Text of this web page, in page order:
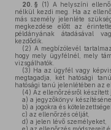
20. § (1) A helyszíni
nélkül kezdi meg. Ha az
más személy jelenléte
megkezdése előtt az
példányának átadásával
kezdődik.
(2) A megbízólevél
hogy mely ügyfélnél, mely
vizsgálhatók.
(3) Ha az ügyfél vagy
megtagadja, két hatósági
hatósági tanú jelenlétében az
(4) Az ellenőrzésről
a) a jegyzőkönyv
b) a jogokra és
c) az ellenőrzés célját,
d) a jelen lévő személyeket,